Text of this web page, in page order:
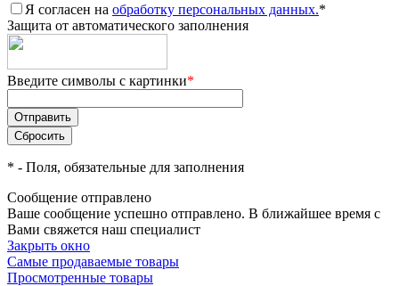
Я согласен на обработку персональных данных.*
Защита от автоматического заполнения
Введите символы с картинки*
* - Поля, обязательные для заполнения
Сообщение отправлено
Ваше сообщение успешно отправлено. В ближайшее время с
Вами свяжется наш специалист
Закрыть окно
Самые продаваемые товары
Просмотренные товары